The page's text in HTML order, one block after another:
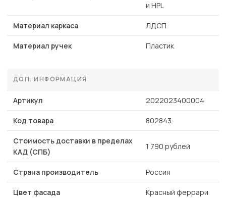
и HPL
Материал каркаса ЛДСП
Материал ручек Пластик
ДОП. ИНФОРМАЦИЯ
Артикул 2022023400004
Код товара 802843
Стоимость доставки в пределах
КАД (СПБ)
1 790 рублей
Страна производитель Россия
Цвет фасада Красный феррари